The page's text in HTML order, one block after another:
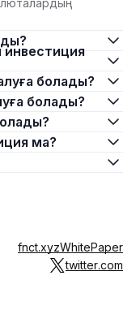
болады?
болады?
ма?
fnct.xyzWhitePaper
twitter.com